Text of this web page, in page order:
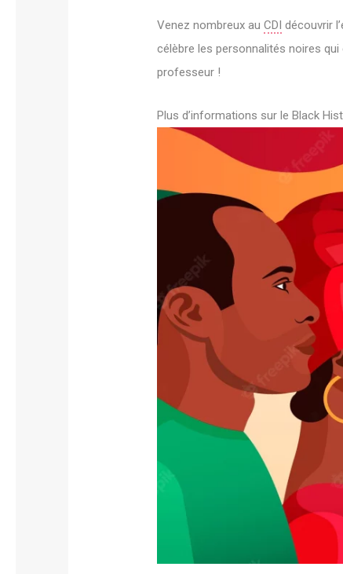
Venez nombreux au CDI découvrir
célèbre les personnalités noires
professeur !
Plus d’informations sur le Black